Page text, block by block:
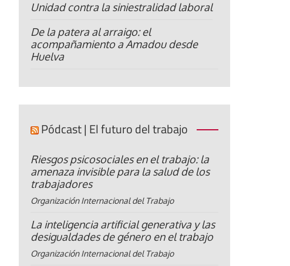
Unidad contra la siniestralidad laboral
De la patera al arraigo: el
acompañamiento a Amadou desde
Huelva
Pódcast | El futuro del trabajo
Riesgos psicosociales en el trabajo: la
amenaza invisible para la salud de los
trabajadores
Organización Internacional del Trabajo
La inteligencia artificial generativa y las
desigualdades de género en el trabajo
Organización Internacional del Trabajo